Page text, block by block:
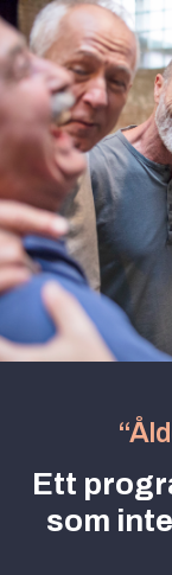
Ett
som